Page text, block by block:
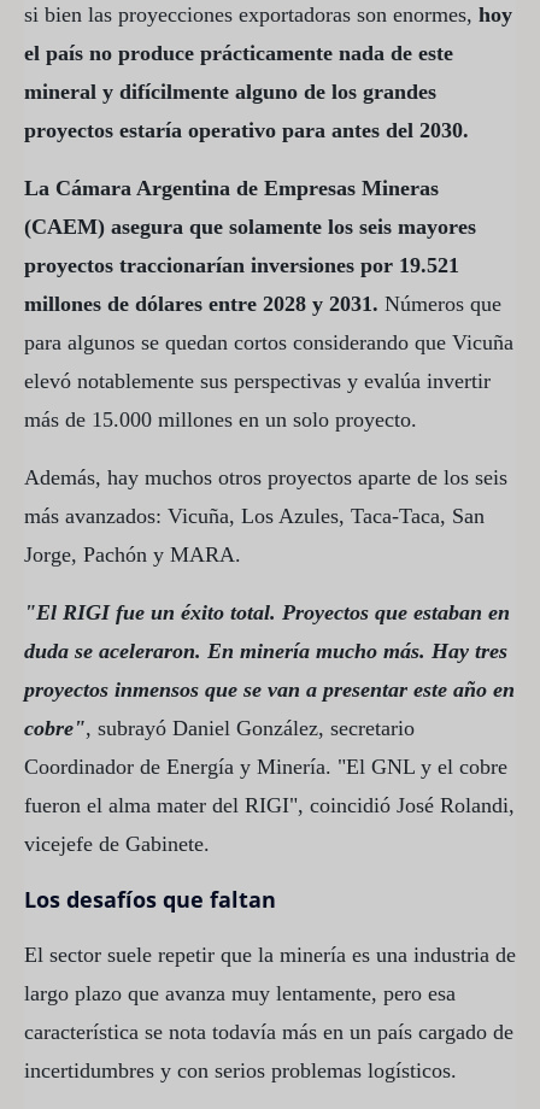
si bien las proyecciones exportadoras son enormes, hoy
el país no produce prácticamente nada de este
mineral y difícilmente alguno de los grandes
proyectos estaría operativo para antes del 2030.
La Cámara Argentina de Empresas Mineras
(CAEM) asegura que solamente los seis mayores
proyectos traccionarían inversiones por 19.521
millones de dólares entre 2028 y 2031. Números que
para algunos se quedan cortos considerando que Vicuña
elevó notablemente sus perspectivas y evalúa invertir
más de 15.000 millones en un solo proyecto.
Además, hay muchos otros proyectos aparte de los seis
más avanzados: Vicuña, Los Azules, Taca-Taca, San
Jorge, Pachón y MARA.
"El RIGI fue un éxito total. Proyectos que estaban en
duda se aceleraron. En minería mucho más. Hay tres
proyectos inmensos que se van a presentar este año en
cobre", subrayó Daniel González, secretario
Coordinador de Energía y Minería. "El GNL y el cobre
fueron el alma mater del RIGI", coincidió José Rolandi,
vicejefe de Gabinete.
Los desafíos que faltan
El sector suele repetir que la minería es una industria de
largo plazo que avanza muy lentamente, pero esa
característica se nota todavía más en un país cargado de
incertidumbres y con serios problemas logísticos.